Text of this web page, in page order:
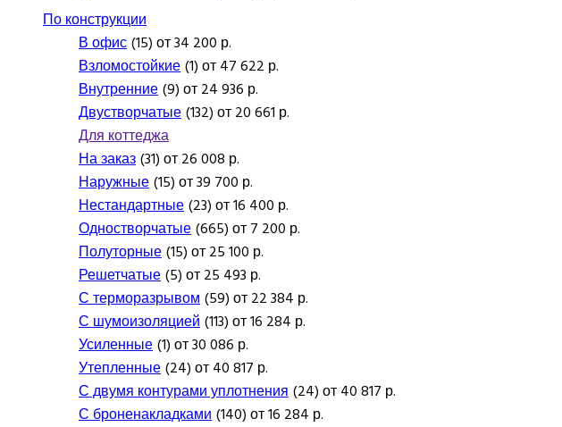
По конструкции
В офис(15) от 34 200 р.
Взломостойкие(1) от 47 622 р.
Внутренние(9) от 24 936 р.
Двустворчатые(132) от 20 661 р.
Для коттеджа
На заказ(31) от 26 008 р.
Наружные(15) от 39 700 р.
Нестандартные(23) от 16 400 р.
Одностворчатые(665) от 7 200 р.
Полуторные(15) от 25 100 р.
Решетчатые(5) от 25 493 р.
С терморазрывом(59) от 22 384 р.
С шумоизоляцией(113) от 16 284 р.
Усиленные(1) от 30 086 р.
Утепленные(24) от 40 817 р.
С двумя контурами уплотнения(24) от 40 817 р.
С броненакладками(140) от 16 284 р.